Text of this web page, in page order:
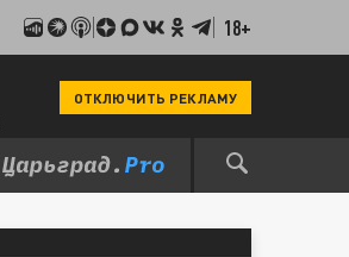
18+
ОТКЛЮЧИТЬ РЕКЛАМУ